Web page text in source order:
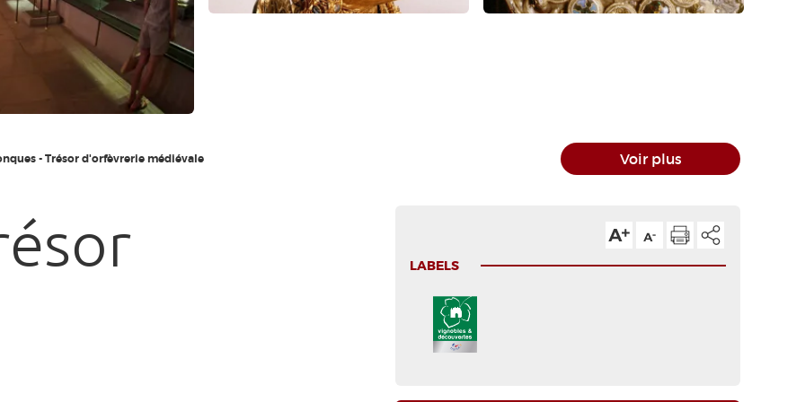
- Trésor d'orfèvrerie médiévale Voir plus
LABELS